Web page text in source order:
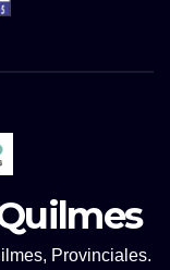
Provinciales.